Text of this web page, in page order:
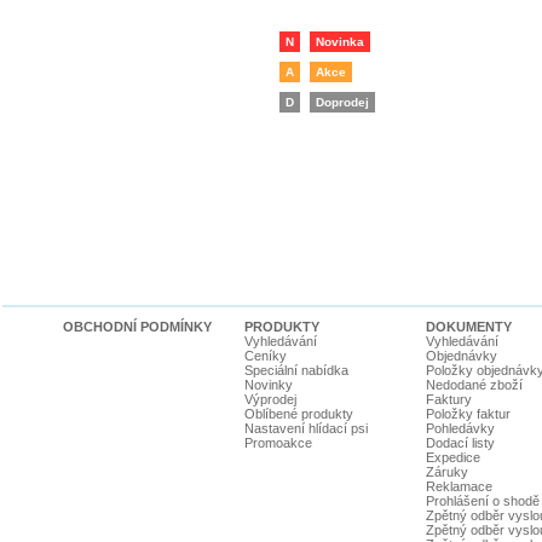
N Novinka
A Akce
D Doprodej
OBCHODNÍ PODMÍNKY
PRODUKTY
Vyhledávání
Ceníky
Speciální nabídka
Novinky
Výprodej
Oblíbené produkty
Nastavení hlídací psi
Promoakce
DOKUMENTY
Vyhledávání
Objednávky
Položky
Nedodané zboží
Faktury
Položky faktur
Pohledávky
Dodací listy
Expedice
Záruky
Reklamace
Prohlášení o shodě
Zpětný odběr
Zpětný odběr